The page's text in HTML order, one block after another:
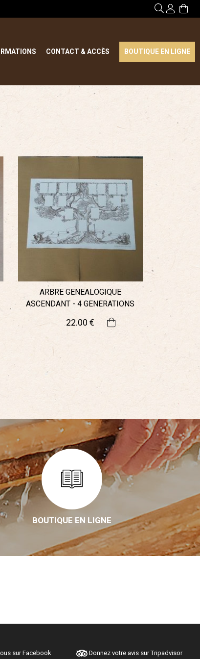
CONTACT & ACCÈS BOUTIQUE EN LIGNE
ARBRE GENEALOGIQUE
ASCENDANT - 4 GENERATIONS
22.00 €
BOUTIQUE EN LIGNE
sur Facebook Donnez votre avis sur Tripadvisor